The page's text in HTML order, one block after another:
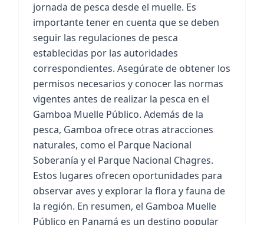
jornada de pesca desde el muelle. Es
importante tener en cuenta que se deben
seguir las regulaciones de pesca
establecidas por las autoridades
correspondientes. Asegúrate de obtener los
permisos necesarios y conocer las normas
vigentes antes de realizar la pesca en el
Gamboa Muelle Público. Además de la
pesca, Gamboa ofrece otras atracciones
naturales, como el Parque Nacional
Soberanía y el Parque Nacional Chagres.
Estos lugares ofrecen oportunidades para
observar aves y explorar la flora y fauna de
la región. En resumen, el Gamboa Muelle
Público en Panamá es un destino popular